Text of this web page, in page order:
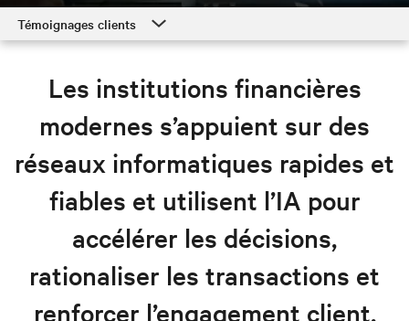
Témoignages clients
Solutions pour la Finance
Ressources
Explorer les solutions pour la Finance
Les institutions financières
modernes s’appuient sur des
réseaux informatiques rapides et
fiables et utilisent l’IA pour
accélérer les décisions,
rationaliser les transactions et
renforcer l’engagement client.